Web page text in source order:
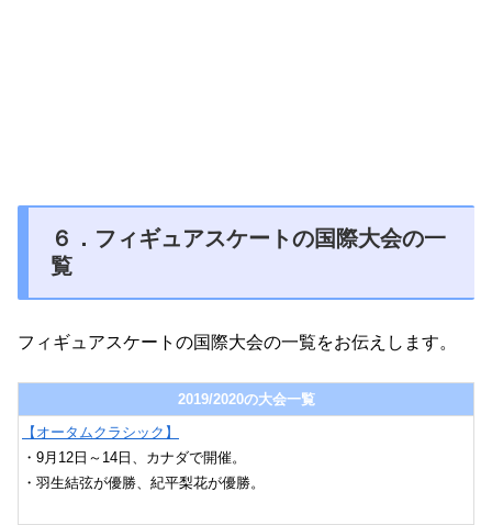
６．フィギュアスケートの国際大会の一
覧
フィギュアスケートの国際大会の一覧をお伝えします。
2019/2020の大会一覧
【オータムクラシック】
・9月12日～14日、カナダで開催。
・羽生結弦が優勝、紀平梨花が優勝。